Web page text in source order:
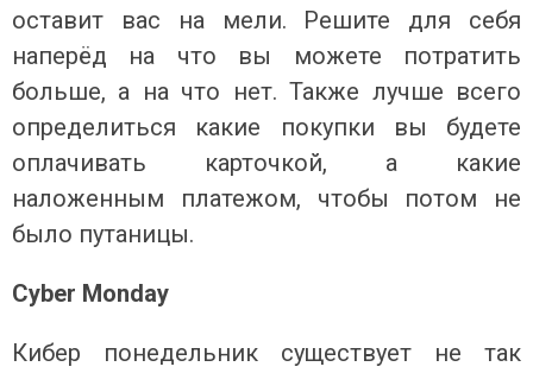
оставит вас на мели. Решите для себя
наперёд на что вы можете потратить
больше, а на что нет. Также лучше всего
определиться какие покупки вы будете
оплачивать карточкой, а какие
наложенным платежом, чтобы потом не
было путаницы.
Cyber Monday
Кибер понедельник существует не так